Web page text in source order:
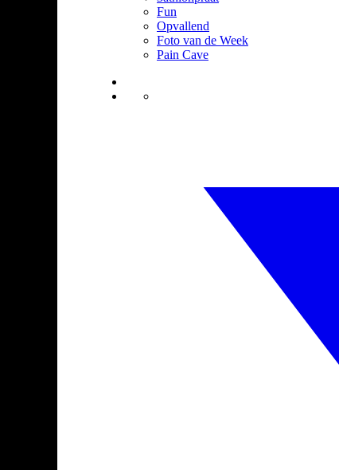
Fun
Opvallend
Foto van de Week
Pain Cave